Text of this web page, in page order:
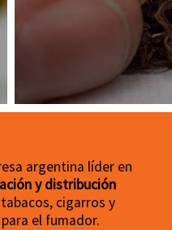
argentina líder en
y distribución
cigarros y
el fumador.